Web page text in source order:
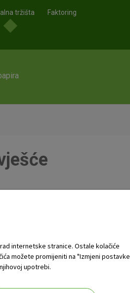
tržišta Faktoring
internetske stranice. Ostale kolačiće
možete promijeniti na "Izmjeni postavke
upotrebi.